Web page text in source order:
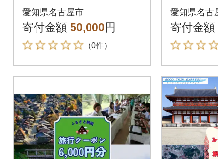
税旅行クーポン【15,0
00円分】
愛知県名古屋市
寄付金額 50,000円
（0件）
税旅行
0円分】
愛知県名古
寄付金額